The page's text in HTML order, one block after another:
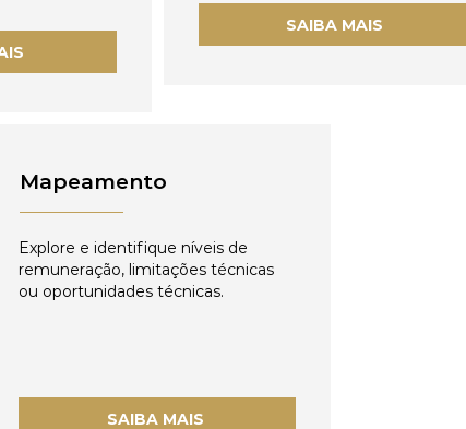
SAIBA MAIS
Mapeamento
Explore e identifique níveis de
remuneração, limitações técnicas
ou oportunidades técnicas.
SAIBA MAIS